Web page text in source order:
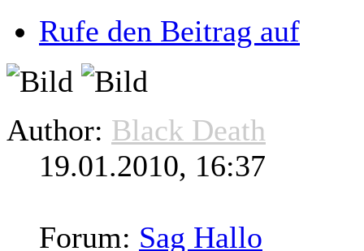
Rufe den Beitrag auf
Author: Black Death
19.01.2010, 16:37
Forum: Sag Hallo